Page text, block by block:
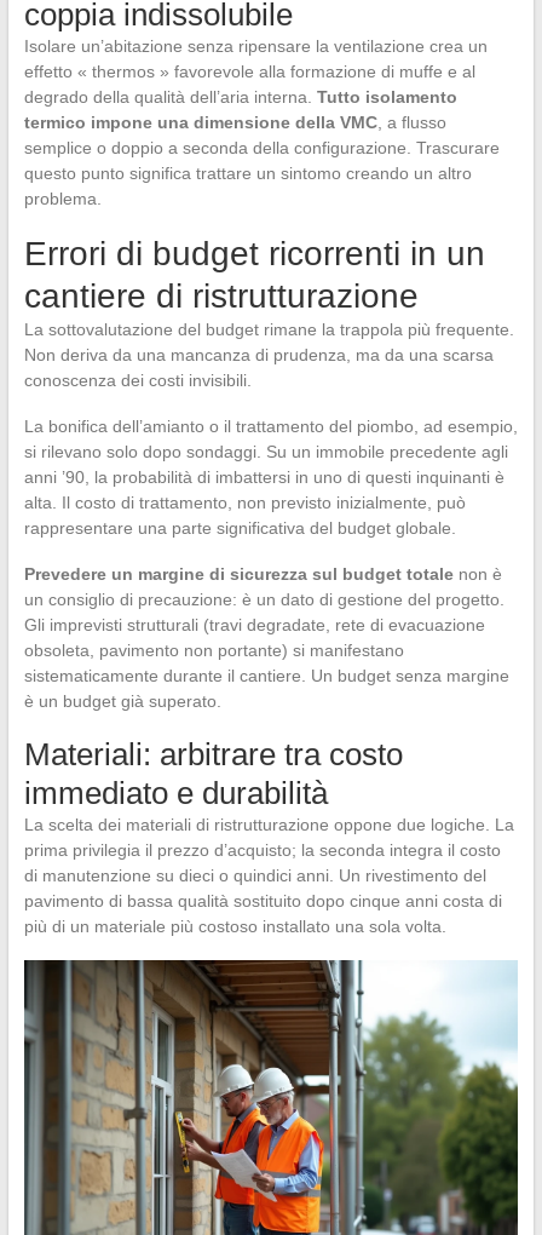
coppia indissolubile
Isolare un’abitazione senza ripensare la ventilazione crea un
effetto « thermos » favorevole alla formazione di muffe e al
degrado della qualità dell’aria interna. Tutto isolamento
termico impone una dimensione della VMC, a flusso
semplice o doppio a seconda della configurazione. Trascurare
questo punto significa trattare un sintomo creando un altro
problema.
Errori di budget ricorrenti in un
cantiere di ristrutturazione
La sottovalutazione del budget rimane la trappola più frequente.
Non deriva da una mancanza di prudenza, ma da una scarsa
conoscenza dei costi invisibili.
La bonifica dell’amianto o il trattamento del piombo, ad esempio,
si rilevano solo dopo sondaggi. Su un immobile precedente agli
anni ’90, la probabilità di imbattersi in uno di questi inquinanti è
alta. Il costo di trattamento, non previsto inizialmente, può
rappresentare una parte significativa del budget globale.
Prevedere un margine di sicurezza sul budget totalenon è
un consiglio di precauzione: è un dato di gestione del progetto.
Gli imprevisti strutturali (travi degradate, rete di evacuazione
obsoleta, pavimento non portante) si manifestano
sistematicamente durante il cantiere. Un budget senza margine
è un budget già superato.
Materiali: arbitrare tra costo
immediato e durabilità
La scelta dei materiali di ristrutturazione oppone due logiche. La
prima privilegia il prezzo d’acquisto; la seconda integra il costo
di manutenzione su dieci o quindici anni. Un rivestimento del
pavimento di bassa qualità sostituito dopo cinque anni costa di
più di un materiale più costoso installato una sola volta.